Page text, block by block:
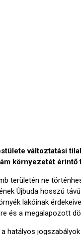
változtatási
környezetét érintő
területén ne
Újbuda hosszú
lakóinak
és a megalapozott
hatályos